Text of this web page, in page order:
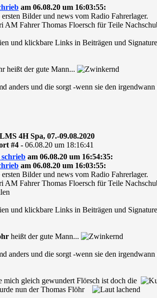
am 06.08.20 um 16:03:55:
Bilder und news vom Radio Fahrerlager.
AM Fahrer Thomas Floersch für Teile
und klickbare Links in Beiträgen und
heißt der gute Mann...
anders und die sorgt -wenn sie den
4H Spa, 07.-09.08.2020
#4 - 06.08.20 um 18:16:41
am 06.08.20 um 16:54:35:
am 06.08.20 um 16:03:55:
Bilder und news vom Radio Fahrerlager.
AM Fahrer Thomas Floersch für Teile
und klickbare Links in Beiträgen und
heißt der gute Mann...
anders und die sorgt -wenn sie den
mich gleich gewundert Flörsch ist doch die
nun der Thomas Flöhr